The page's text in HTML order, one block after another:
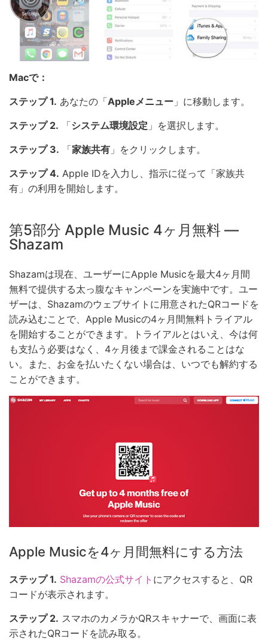
Macで：
ステップ 1. あなたの「Appleメニュー 」に移動します。
ステップ 2. 「システム環境設定 」を選択します。
ステップ 3. 「家族共有 」をクリックします。
ステップ 4. Apple IDを入力し、指示に従って「家族共
有」の利用を開始します。
第5部分 Apple Music 4ヶ月無料 —
Shazam
Shazamは現在、ユーザーにApple Musicを最大4ヶ月間
無料で提供する太っ腹なキャンペーンを実施中です。ユー
ザーは、Shazamのウェブサイトに用意されたQRコードを
読み込むことで、Apple Musicの4ヶ月間無料トライアル
を開始することができます。トライアルとはいえ、今は何
も支払う必要はなく、4ヶ月後まで課金されることはな
い。また、お金を払いたくない場合は、いつでも解約する
ことができます。
Apple Musicを4ヶ月間無料にする方法
ステップ 1. Shazamの公式サイト にアクセスすると、QR
コードが表示されます。
ステップ 2. スマホのカメラかQRスキャナーで、画面に表
示されたQRコードを読み取る。